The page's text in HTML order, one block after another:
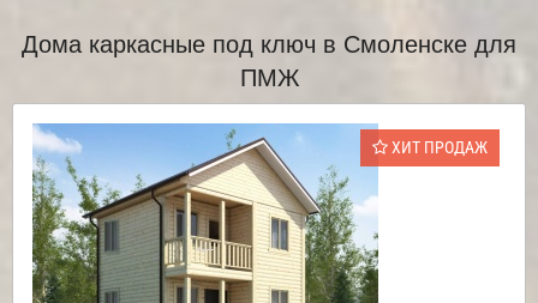
Дома каркасные под ключ в Смоленске для
ПМЖ
ХИТ ПРОДАЖ